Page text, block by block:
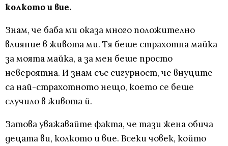
колкото и вие.
Знам, че баба ми оказа много положително
влияние в живота ми. Тя беше страхотна майка
за моята майка, а за мен беше просто
невероятна. И знам със сигурност, че внуците
са най-страхотното нещо, което се беше
случило в живота й.
Затова уважавайте факта, че тази жена обича
децата ви, колкото и вие. Всеки човек, който